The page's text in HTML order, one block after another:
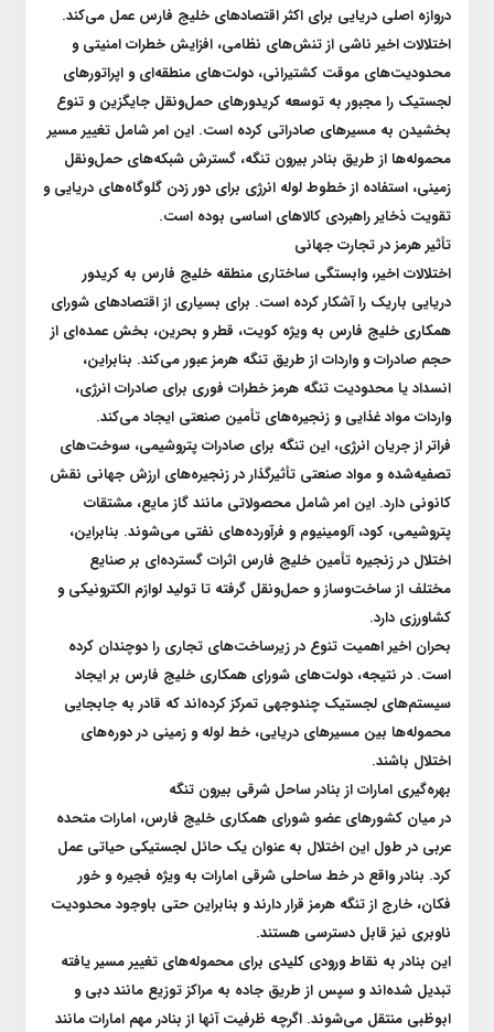
دروازه اصلی دریایی برای اکثر اقتصاد‌های خلیج فارس عمل می‌کند.
اختلالات اخیر ناشی از تنش‌های نظامی، افزایش خطرات امنیتی و
محدودیت‌های موقت کشتیرانی، دولت‌های منطقه‌ای و اپراتور‌های
لجستیک را مجبور به توسعه کریدور‌های حمل‌و‌نقل جایگزین و تنوع
بخشیدن به مسیر‌های صادراتی کرده است. این امر شامل تغییر مسیر
محموله‌ها از طریق بنادر بیرون تنگه، گسترش شبکه‌های حمل‌و‌نقل
زمینی، استفاده از خطوط لوله انرژی برای دور زدن گلوگاه‌های دریایی و
تقویت ذخایر راهبردی کالا‌های اساسی بوده است.
تأثیر هرمز در تجارت جهانی
اختلالات اخیر، وابستگی ساختاری منطقه خلیج فارس به کریدور
دریایی باریک را آشکار کرده است. برای بسیاری از اقتصاد‌های شورای
همکاری خلیج فارس به ویژه کویت، قطر و بحرین، بخش عمده‌ای از
حجم صادرات و واردات از طریق تنگه هرمز عبور می‌کند. بنابراین،
انسداد یا محدودیت تنگه هرمز خطرات فوری برای صادرات انرژی،
واردات مواد غذایی و زنجیره‌های تأمین صنعتی ایجاد می‌کند.
فراتر از جریان انرژی، این تنگه برای صادرات پتروشیمی، سوخت‌های
تصفیه‌شده و مواد صنعتی تأثیرگذار در زنجیره‌های ارزش جهانی نقش
کانونی دارد. این امر شامل محصولاتی مانند گاز مایع، مشتقات
پتروشیمی، کود، آلومینیوم و فرآورده‌های نفتی می‌شوند. بنابراین،
اختلال در زنجیره تأمین خلیج فارس اثرات گسترده‌ای بر صنایع
مختلف از ساخت‌وساز و حمل‌ونقل گرفته تا تولید لوازم الکترونیکی و
کشاورزی دارد.
بحران اخیر اهمیت تنوع در زیرساخت‌های تجاری را دوچندان کرده
است. در نتیجه، دولت‌های شورای همکاری خلیج فارس بر ایجاد
سیستم‌های لجستیک چندوجهی تمرکز کرده‌اند که قادر به جابجایی
محموله‌ها بین مسیر‌های دریایی، خط لوله و زمینی در دوره‌های
اختلال باشند.
بهره‌گیری امارات از بنادر ساحل شرقی بیرون تنگه
در میان کشور‌های عضو شورای همکاری خلیج فارس، امارات متحده
عربی در طول این اختلال به عنوان یک حائل لجستیکی حیاتی عمل
کرد. بنادر واقع در خط ساحلی شرقی امارات به ویژه فجیره و خور
فکان، خارج از تنگه هرمز قرار دارند و بنابراین حتی باوجود محدودیت
ناوبری نیز قابل دسترسی هستند.
این بنادر به نقاط ورودی کلیدی برای محموله‌های تغییر مسیر یافته
تبدیل شده‌اند و سپس از طریق جاده به مراکز توزیع مانند دبی و
ابوظبی منتقل می‌شوند. اگرچه ظرفیت آنها از بنادر مهم امارات مانند